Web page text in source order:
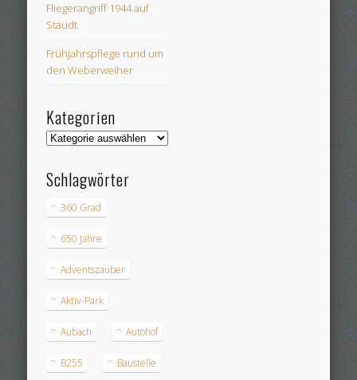
Fliegerangriff 1944 auf
Staudt
Frühjahrspflege rund um
den Weberweiher
Kategorien
Kategorien
Schlagwörter
360 Grad
650 Jahre
Adventszauber
Aktiv-Park
Aubach Autohof
B255 Baustelle